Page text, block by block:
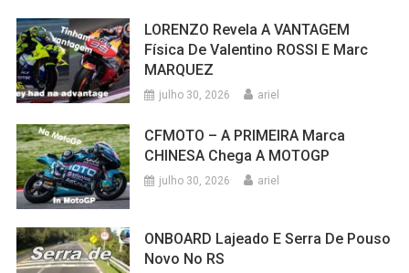
LORENZO Revela A VANTAGEM
Física De Valentino ROSSI E Marc
MARQUEZ
julho 30, 2026 ariel
CFMOTO – A PRIMEIRA Marca
CHINESA Chega A MOTOGP
julho 30, 2026 ariel
ONBOARD Lajeado E Serra De Pouso
Novo No RS